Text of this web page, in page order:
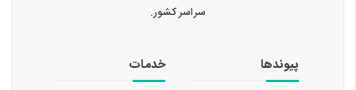
سراسر کشور.
پیوندها خدمات